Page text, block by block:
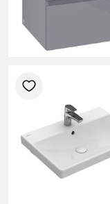
heart